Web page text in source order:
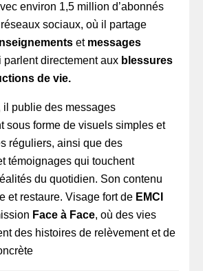
environ 1,5 million d’abonnés
sociaux, où il partage
et messages
parlent directement aux blessures
de vie.
il publie des messages
sous forme de visuels simples et
réguliers, ainsi que des
témoignages qui touchent
du quotidien. Son contenu
et restaure. Visage fort de EMCI
Face à Face, où des vies
des histoires de relèvement et de